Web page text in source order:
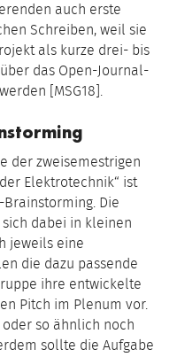
auch erste
Schreiben, weil sie
als kurze drei- bis
das Open-Journal-
[MSG18].
der zweisemestrigen
Elektrotechnik“ ist
Die
dabei in kleinen
jeweils eine
die dazu passende
ihre entwickelte
Pitch im Plenum vor.
so ähnlich noch
sollte die Aufgabe